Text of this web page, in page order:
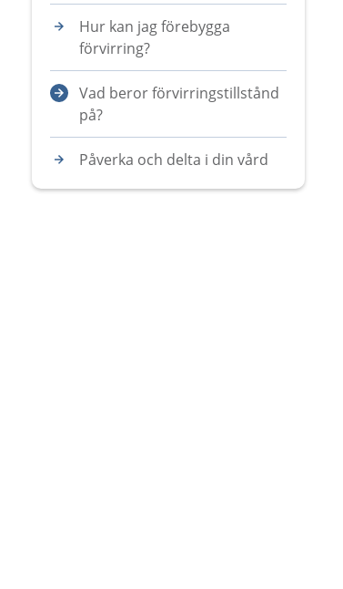
Hur kan jag förebygga
förvirring?
Vad beror förvirringstillstånd
på?
Påverka och delta i din vård